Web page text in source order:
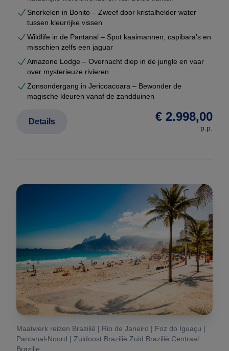
Snorkelen in Bonito – Zweef door kristalhelder water
tussen kleurrijke vissen
Wildlife in de Pantanal – Spot kaaimannen, capibara’s en
misschien zelfs een jaguar
Amazone Lodge – Overnacht diep in de jungle en vaar
over mysterieuze rivieren
Zonsondergang in Jericoacoara – Bewonder de
magische kleuren vanaf de zandduinen
€ 2.998,00
p.p.
Details
Maatwerk reizen Brazilië | Rio de Janeiro | Foz do Iguaçu |
Pantanal-Noord | Zuidoost Brazilië Zuid Brazilië Centraal
Brazilie